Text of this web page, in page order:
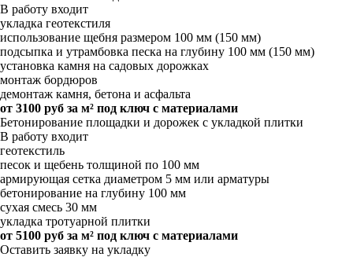
В работу входит
укладка геотекстиля
использование щебня размером 100 мм (150 мм)
подсыпка и утрамбовка песка на глубину 100 мм (150 мм)
установка камня на садовых дорожках
монтаж бордюров
демонтаж камня, бетона и асфальта
от 3100 руб за м² под ключ с материалами
Бетонирование площадки и дорожек с укладкой плитки
В работу входит
геотекстиль
песок и щебень толщиной по 100 мм
армирующая сетка диаметром 5 мм или арматуры
бетонирование на глубину 100 мм
сухая смесь 30 мм
укладка тротуарной плитки
от 5100 руб за м² под ключ с материалами
Оставить заявку на укладку